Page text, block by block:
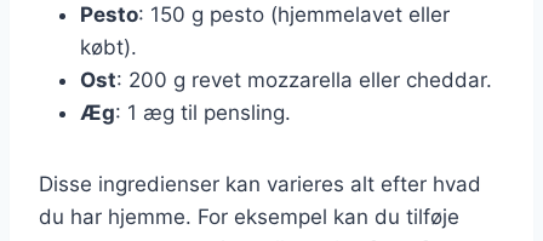
Pesto: 150 g pesto (hjemmelavet eller
købt).
Ost: 200 g revet mozzarella eller cheddar.
Æg: 1 æg til pensling.
Disse ingredienser kan varieres alt efter hvad
du har hjemme. For eksempel kan du tilføje